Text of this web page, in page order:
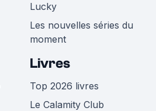
Lucky
Les nouvelles séries du
moment
Livres
Top 2026 livres
Le Calamity Club